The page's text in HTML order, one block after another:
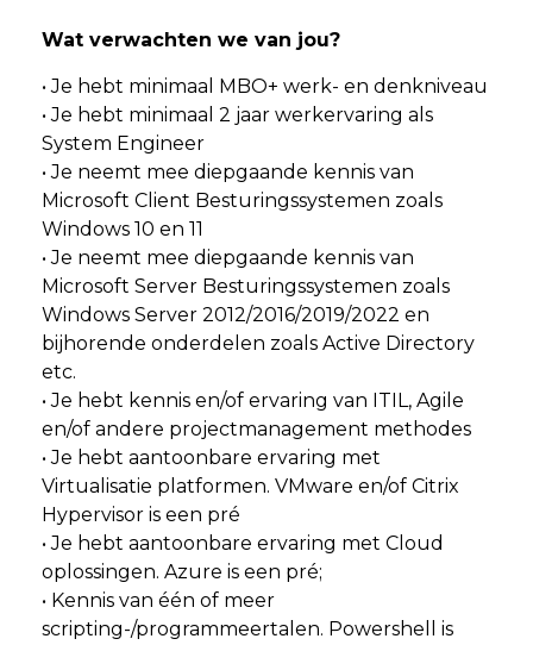
Wat verwachten we van jou?
• Je hebt minimaal MBO+ werk- en denkniveau
• Je hebt minimaal 2 jaar werkervaring als
System Engineer
• Je neemt mee diepgaande kennis van
Microsoft Client Besturingssystemen zoals
Windows 10 en 11
• Je neemt mee diepgaande kennis van
Microsoft Server Besturingssystemen zoals
Windows Server 2012/2016/2019/2022 en
bijhorende onderdelen zoals Active Directory
etc.
• Je hebt kennis en/of ervaring van ITIL, Agile
en/of andere projectmanagement methodes
• Je hebt aantoonbare ervaring met
Virtualisatie platformen. VMware en/of Citrix
Hypervisor is een pré
• Je hebt aantoonbare ervaring met Cloud
oplossingen. Azure is een pré;
• Kennis van één of meer
scripting-/programmeertalen. Powershell is